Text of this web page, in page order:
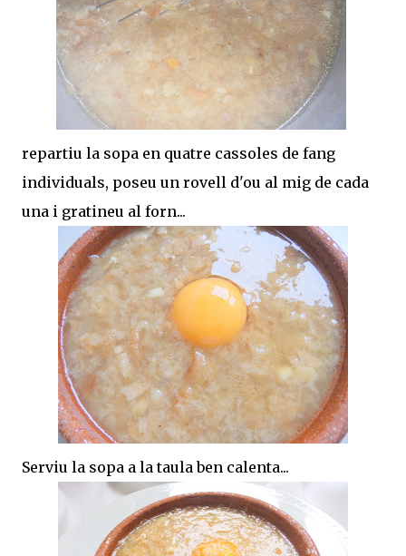
repartiu la sopa en quatre cassoles de fang
individuals, poseu un rovell d'ou al mig de cada
una i gratineu al forn...
Serviu la sopa a la taula ben calenta...